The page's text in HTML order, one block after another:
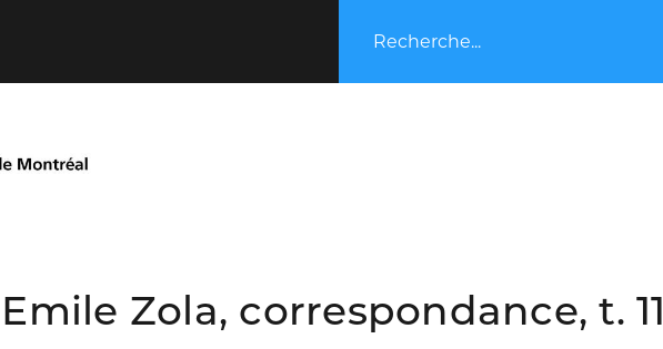
Recherche...
Emile Zola, correspondance, t. 11